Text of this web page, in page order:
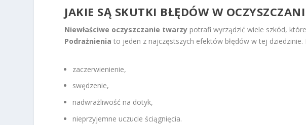
JAKIE SĄ SKUTKI BŁĘDÓW W
Niewłaściwe oczyszczanie twarzy potrafi wyrządzić wiele szkód,
Podrażnienia to jeden z najczęstszych efektów błędów w tej dziedzinie.
zaczerwienienie,
swędzenie,
nadwrażliwość na dotyk,
nieprzyjemne uczucie ściągnięcia.